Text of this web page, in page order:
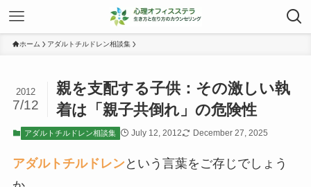
ホーム アダルトチルドレン相談集
親を支配する子供：その激しい執
着は「親子共倒れ」の危険性
2012
7/12
アダルトチルドレン相談集 July 12, 2012 December 27, 2025
アダルトチルドレン という言葉をご存じでしょう